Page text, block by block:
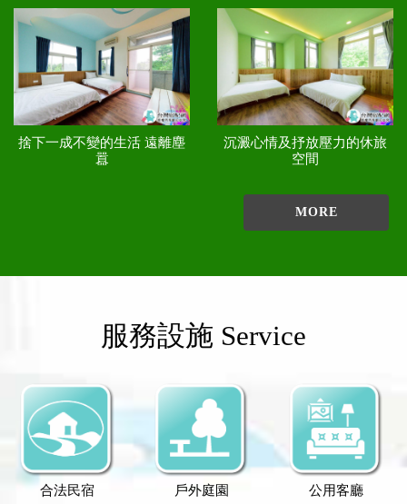
捨下一成不變的生活 遠離塵
囂
沉澱心情及抒放壓力的休旅
空間
MORE
服務設施 Service
合法民宿 戶外庭園 公用客廳